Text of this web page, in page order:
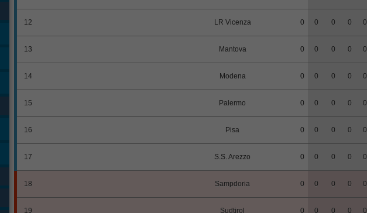
12 LR Vicenza 0 0 0 0 0
13 Mantova 0 0 0 0 0
14 Modena 0 0 0 0 0
15 Palermo 0 0 0 0 0
16 Pisa 0 0 0 0 0
17 S.S. Arezzo 0 0 0 0 0
18 Sampdoria 0 0 0 0 0
19 Sudtirol 0 0 0 0 0